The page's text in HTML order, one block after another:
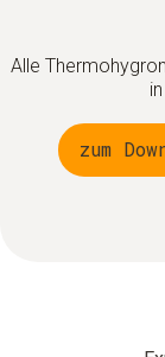
Alle
zum